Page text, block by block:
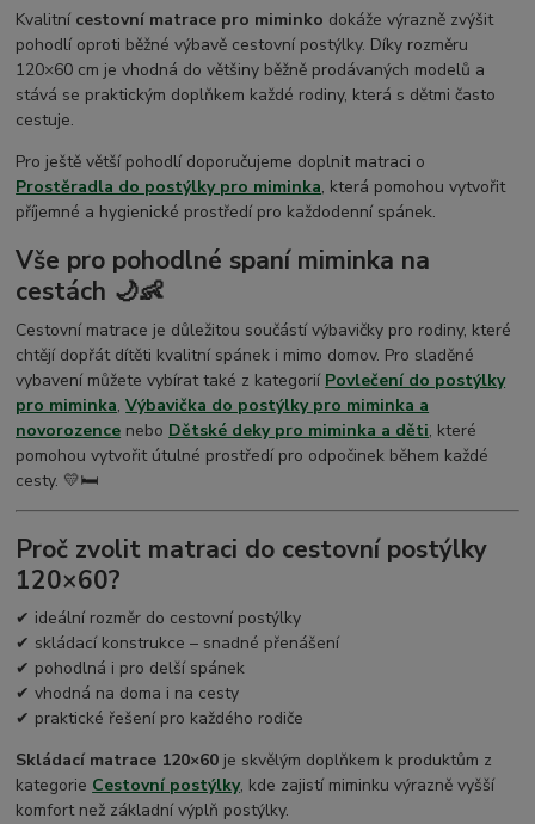
Kvalitní cestovní matrace pro miminko dokáže výrazně zvýšit
pohodlí oproti běžné výbavě cestovní postýlky. Díky rozměru
120×60 cm je vhodná do většiny běžně prodávaných modelů a
stává se praktickým doplňkem každé rodiny, která s dětmi často
cestuje.
Pro ještě větší pohodlí doporučujeme doplnit matraci o
Prostěradla do postýlky pro miminka, která pomohou vytvořit
příjemné a hygienické prostředí pro každodenní spánek.
Vše pro pohodlné spaní miminka na
cestách 🌙👶
Cestovní matrace je důležitou součástí výbavičky pro rodiny, které
chtějí dopřát dítěti kvalitní spánek i mimo domov. Pro sladěné
vybavení můžete vybírat také z kategorií Povlečení do postýlky
pro miminka,Výbavička do postýlky pro miminka a
novorozence nebo Dětské deky pro miminka a děti, které
pomohou vytvořit útulné prostředí pro odpočinek během každé
cesty. 💛🛏️
Proč zvolit matraci do cestovní postýlky
120×60?
✔ ideální rozměr do cestovní postýlky
✔ skládací konstrukce – snadné přenášení
✔ pohodlná i pro delší spánek
✔ vhodná na doma i na cesty
✔ praktické řešení pro každého rodiče
Skládací matrace 120×60 je skvělým doplňkem k produktům z
kategorie Cestovní postýlky, kde zajistí miminku výrazně vyšší
komfort než základní výplň postýlky.